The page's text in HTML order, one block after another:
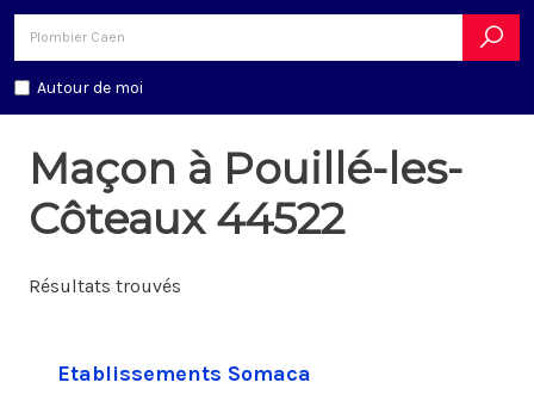
Autour de moi
Maçon à Pouillé-les-
Côteaux 44522
Résultats trouvés
Etablissements Somaca